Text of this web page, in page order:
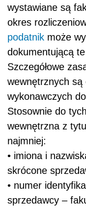
wystawiane są
okres
podatnik może
dokumentującą
Szczegółowe
wewnętrznych są
wykonawczych
Stosownie do
wewnętrzna z
najmniej:
• imiona i
skrócone
• numer
sprzedawcy –